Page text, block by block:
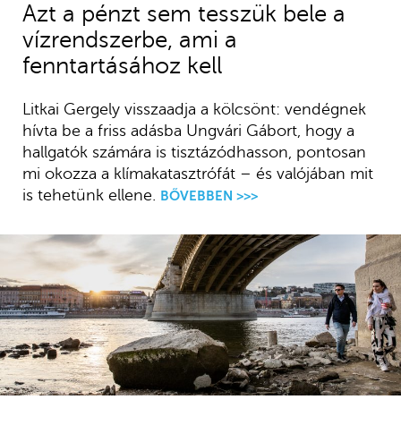
Azt a pénzt sem tesszük bele a
vízrendszerbe, ami a
fenntartásához kell
Litkai Gergely visszaadja a kölcsönt: vendégnek
hívta be a friss adásba Ungvári Gábort, hogy a
hallgatók számára is tisztázódhasson, pontosan
mi okozza a klímakatasztrófát – és valójában mit
is tehetünk ellene. BŐVEBBEN >>>